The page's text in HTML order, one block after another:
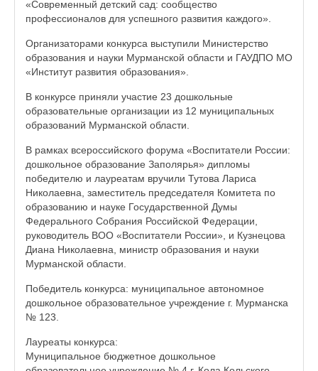
«Современный детский сад: сообщество
профессионалов для успешного развития каждого».
Организаторами конкурса выступили Министерство
образования и науки Мурманской области и ГАУДПО МО
«Институт развития образования».
В конкурсе приняли участие 23 дошкольные
образовательные организации из 12 муниципальных
образований Мурманской области.
В рамках всероссийского форума «Воспитатели России:
дошкольное образование Заполярья» дипломы
победителю и лауреатам вручили Тутова Лариса
Николаевна, заместитель председателя Комитета по
образованию и науке Государственной Думы
Федерального Собрания Российской Федерации,
руководитель ВОО «Воспитатели России», и Кузнецова
Диана Николаевна, министр образования и науки
Мурманской области.
Победитель конкурса: муниципальное автономное
дошкольное образовательное учреждение г. Мурманска
№ 123.
Лауреаты конкурса:
Муниципальное бюджетное дошкольное